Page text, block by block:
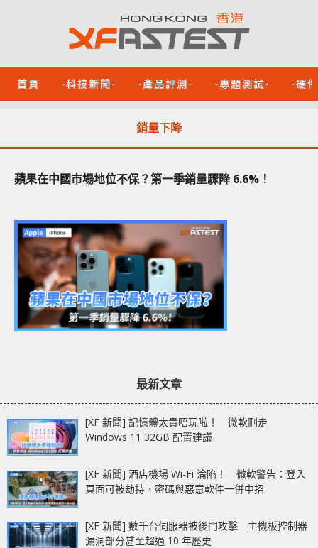
首頁 -科技新聞- -產品評測- -專題測試- -硬
銷量下降
蘋果在中國市場地位不保？第一季銷量驟降 6.6%！
最新文章
[XF 新聞] 記憶體太貴唔玩啦！ 微軟刪走
Windows 11 32GB 配置建議
[XF 新聞] 酒店機場 Wi-Fi 淪陷！ 微軟警告：登入
頁面可被劫持，密碼與惡意軟件一併中招
[XF 新聞] 數千台伺服器被後門攻擊 主機板控制器
漏洞部分甚至超過 10 年歷史